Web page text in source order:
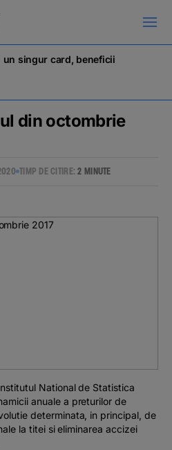
un singur card, beneficii
din octombrie
TIMP DE CITIRE:2 MINUTE
National de Statistica
anuale a preturilor de
determinata, in principal, de
la titei si eliminarea accizei